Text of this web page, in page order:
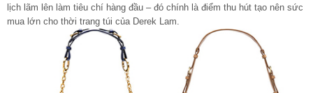
lịch lãm lên làm tiêu chí hàng đầu – đó chính là điểm thu hút tạo nên sức
mua lớn cho thời trang túi của Derek Lam.